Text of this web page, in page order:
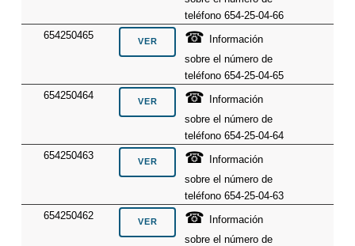
teléfono 654-25-04-66
654250465
☎
Información
sobre el número de
teléfono 654-25-04-65
654250464
☎
Información
sobre el número de
teléfono 654-25-04-64
654250463
☎
Información
sobre el número de
teléfono 654-25-04-63
654250462
☎
Información
sobre el número de